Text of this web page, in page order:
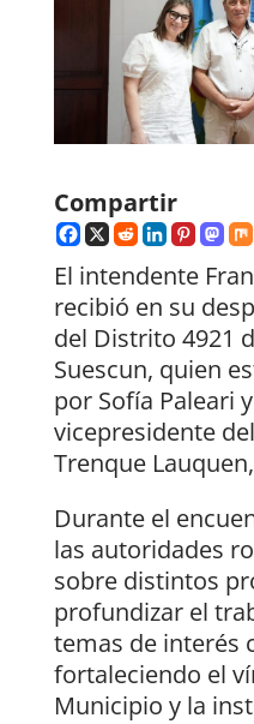
Compartir
El intendente
recibió en su
del Distrito 4921
Suescun, quien
por Sofía Paleari
vicepresidente
Trenque
Durante el
las autoridades
sobre distintos
profundizar el
temas de interés
fortaleciendo el
Municipio y la